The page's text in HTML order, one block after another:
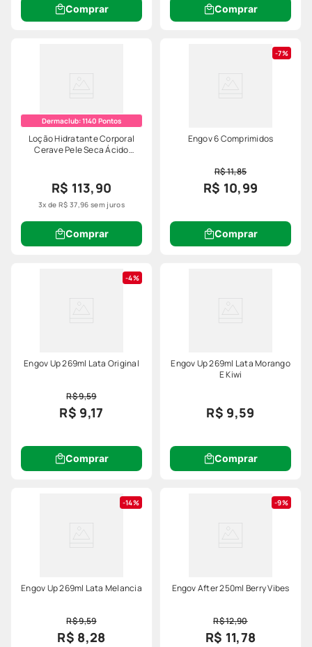
Comprar Comprar
Dermaclub:1140 Pontos
Loção Hidratante Corporal
Cerave Pele Seca Ácido
R$ 113,90
3x deR$ 37,96 sem juros
Comprar
7%
Engov 6 Comprimidos
R$ 11,85
R$ 10,99
Comprar
4%
Engov Up 269ml Lata Original
R$ 9,59
R$ 9,17
Comprar
Engov Up 269ml Lata Morango
E Kiwi
R$ 9,59
Comprar
14%
Engov Up 269ml Lata Melancia
R$ 9,59
R$ 8,28
9%
Engov After 250ml Berry Vibes
R$ 12,90
R$ 11,78